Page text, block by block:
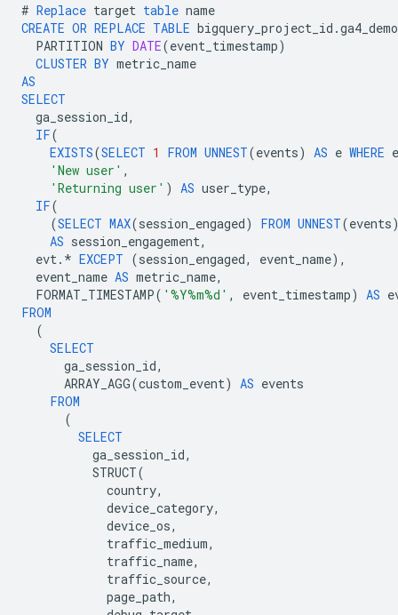
# Replace target table name
CREATE OR REPLACE TABLE bigquery_project_id .
PARTITION BY DATE(event_timestamp)
CLUSTER BY metric_name
AS
SELECT
ga_session_id,
IF(
EXISTS(SELECT 1 FROM UNNEST(events) AS e WHERE e
'New user' ,
'Returning user' ) AS user_type,
IF(
(SELECT MAX(session_engaged) FROM UNNEST(events
AS session_engagement,
evt. * EXCEPT (session_engaged, event_name),
event_name AS metric_name,
FORMAT_TIMESTAMP( '%Y%m%d' , event_timestamp) AS
FROM
(
SELECT
ga_session_id,
ARRAY_AGG(custom_event) AS events
FROM
(
SELECT
ga_session_id,
STRUCT(
country,
device_category,
device_os,
traffic_medium,
traffic_name,
traffic_source,
page_path,